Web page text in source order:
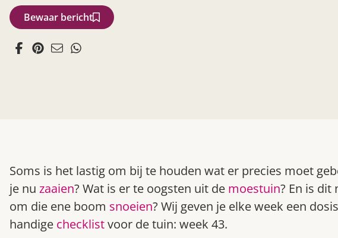
Bewaar bericht
Soms is het lastig om bij te houden wat er precies moet
je nu zaaien? Wat is er te oogsten uit de moestuin? En is
om die ene boom snoeien? Wij geven je elke week een
handige checklistvoor de tuin: week 43.